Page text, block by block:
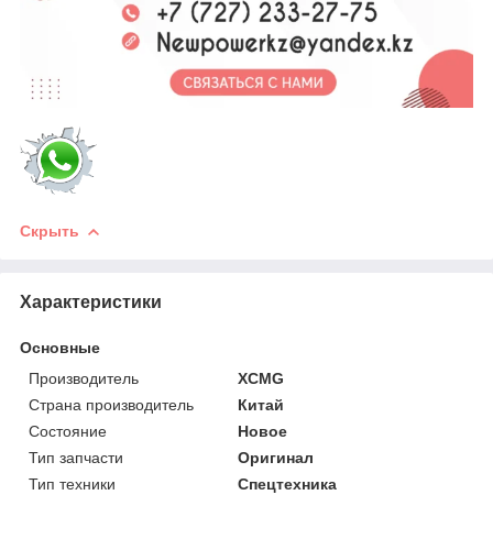
Скрыть
Характеристики
Основные
Производитель
XCMG
Страна производитель
Китай
Состояние
Новое
Тип запчасти
Оригинал
Тип техники
Спецтехника